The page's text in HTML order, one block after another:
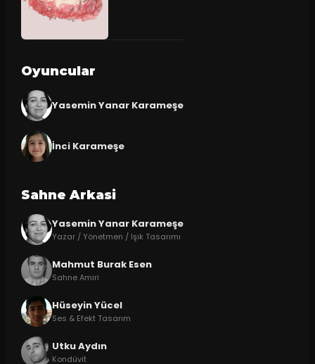
Oyuncular
Yasemin Yanar Karameşe
İnci Karameşe
Sahne Arkasi
Yasemin Yanar Karameşe
Yazar / Yönetmen / Işık Tasarımı
Mahmut Burak Esen
Sahne Amiri
Hüseyin Yücel
Ses & Efekt Tasarım
Utku Aydın
Kondüvit